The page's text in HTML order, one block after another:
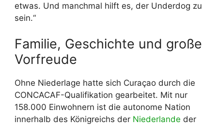
etwas. Und manchmal hilft es, der Underdog zu
sein.“
Familie, Geschichte und große
Vorfreude
Ohne Niederlage hatte sich Curaçao durch die
CONCACAF-Qualifikation gearbeitet. Mit nur
158.000 Einwohnern ist die autonome Nation
innerhalb des Königreichs der Niederlande der